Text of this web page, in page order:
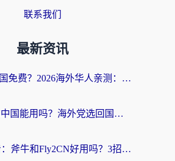
联系我们
最新资讯
Mac翻墙回国免费？2026海外华人亲测：从CCTV5直播到国内APP，这样选加速器才靠谱
Proton VPN中国能用吗？海外党选回国加速器的避坑指南（附番茄加速器实测）
海外党必看：斧牛和Fly2CN好用吗？3招教你选对回国加速器（附免费试用攻略）